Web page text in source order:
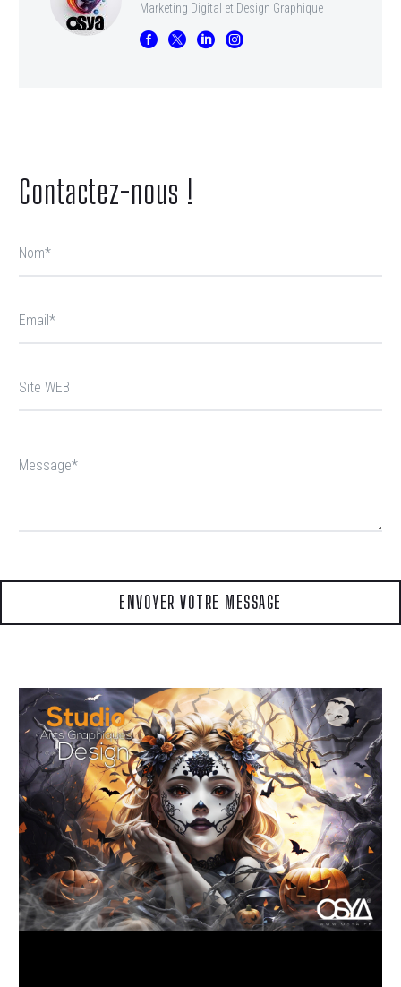
Marketing Digital et Design Graphique
Contactez-nous !